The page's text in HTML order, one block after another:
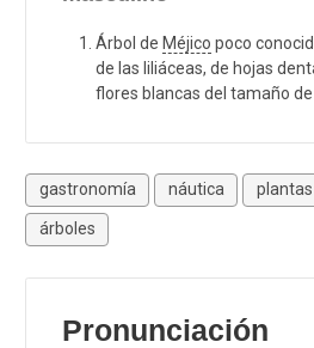
Árbol de Méjico poco
de las liliáceas, de hojas
flores blancas del tamaño de
gastronomía náutica plantas
árboles
Pronunciación